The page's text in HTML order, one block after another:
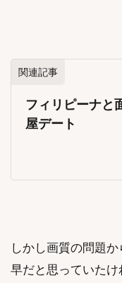
関連記事
フィリピーナと
屋デート
しかし画質の問題
早だと思っていた